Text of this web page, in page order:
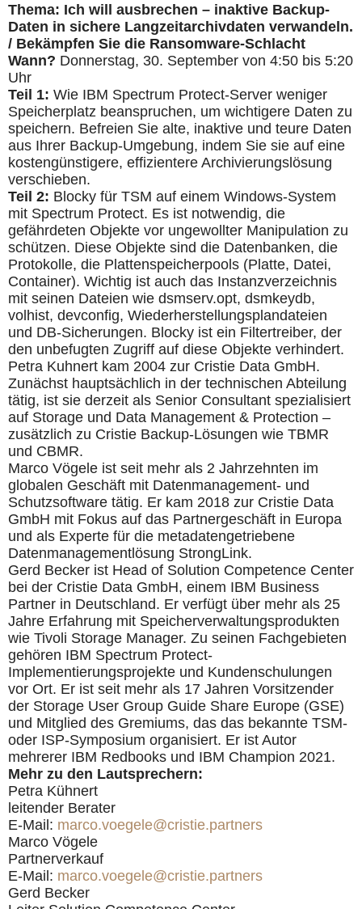
Thema: Ich will ausbrechen – inaktive Backup-
Daten in sichere Langzeitarchivdaten verwandeln.
/ Bekämpfen Sie die Ransomware-Schlacht
Wann? Donnerstag, 30. September von 4:50 bis 5:20
Uhr
Teil 1: Wie IBM Spectrum Protect-Server weniger
Speicherplatz beanspruchen, um wichtigere Daten zu
speichern. Befreien Sie alte, inaktive und teure Daten
aus Ihrer Backup-Umgebung, indem Sie sie auf eine
kostengünstigere, effizientere Archivierungslösung
verschieben.
Teil 2: Blocky für TSM auf einem Windows-System
mit Spectrum Protect. Es ist notwendig, die
gefährdeten Objekte vor ungewollter Manipulation zu
schützen. Diese Objekte sind die Datenbanken, die
Protokolle, die Plattenspeicherpools (Platte, Datei,
Container). Wichtig ist auch das Instanzverzeichnis
mit seinen Dateien wie dsmserv.opt, dsmkeydb,
volhist, devconfig, Wiederherstellungsplandateien
und DB-Sicherungen. Blocky ist ein Filtertreiber, der
den unbefugten Zugriff auf diese Objekte verhindert.
Petra Kuhnert kam 2004 zur Cristie Data GmbH.
Zunächst hauptsächlich in der technischen Abteilung
tätig, ist sie derzeit als Senior Consultant spezialisiert
auf Storage und Data Management & Protection –
zusätzlich zu Cristie Backup-Lösungen wie TBMR
und CBMR.
Marco Vögele ist seit mehr als 2 Jahrzehnten im
globalen Geschäft mit Datenmanagement- und
Schutzsoftware tätig. Er kam 2018 zur Cristie Data
GmbH mit Fokus auf das Partnergeschäft in Europa
und als Experte für die metadatengetriebene
Datenmanagementlösung StrongLink.
Gerd Becker ist Head of Solution Competence Center
bei der Cristie Data GmbH, einem IBM Business
Partner in Deutschland. Er verfügt über mehr als 25
Jahre Erfahrung mit Speicherverwaltungsprodukten
wie Tivoli Storage Manager. Zu seinen Fachgebieten
gehören IBM Spectrum Protect-
Implementierungsprojekte und Kundenschulungen
vor Ort. Er ist seit mehr als 17 Jahren Vorsitzender
der Storage User Group Guide Share Europe (GSE)
und Mitglied des Gremiums, das das bekannte TSM-
oder ISP-Symposium organisiert. Er ist Autor
mehrerer IBM Redbooks und IBM Champion 2021.
Mehr zu den Lautsprechern:
Petra Kühnert
leitender Berater
E-Mail: marco.voegele@cristie.partners
Marco Vögele
Partnerverkauf
E-Mail: marco.voegele@cristie.partners
Gerd Becker